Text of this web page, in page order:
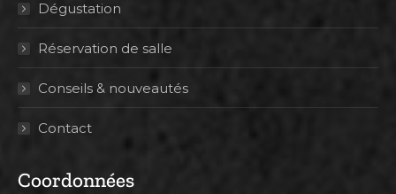
Dégustation
Réservation de salle
Conseils & nouveautés
Contact
Coordonnées